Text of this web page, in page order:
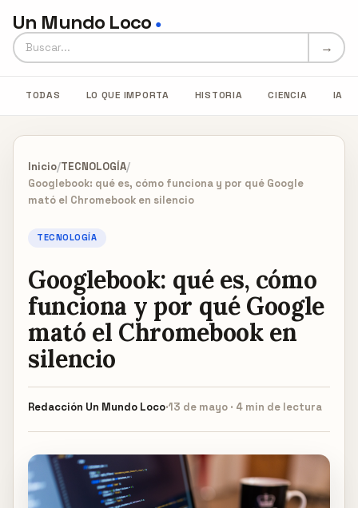
Un Mundo Loco ●
Buscar en Un Mundo Loco →
TODAS LO QUE IMPORTA HISTORIA CIENCIA IA
Inicio/TECNOLOGÍA/
Googlebook: qué es, cómo funciona y por qué Google
mató el Chromebook en silencio
TECNOLOGÍA
Googlebook: qué es, cómo
funciona y por qué Google
mató el Chromebook en
silencio
Redacción Un Mundo Loco·13 de mayo · 4 min de lectura